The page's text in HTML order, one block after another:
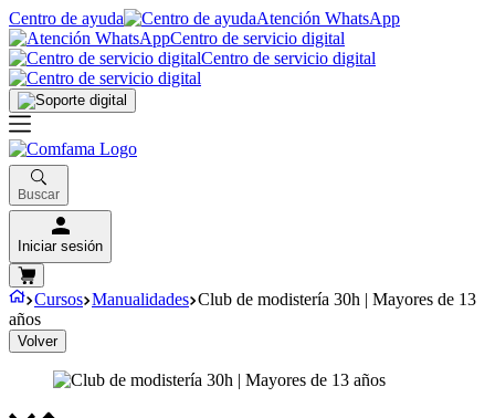
Centro de ayuda
Atención WhatsApp
Centro de servicio digital
Centro de servicio digital
Buscar
Iniciar sesión
Cursos Manualidades Club de modistería 30h | Mayores de 13
años
Volver